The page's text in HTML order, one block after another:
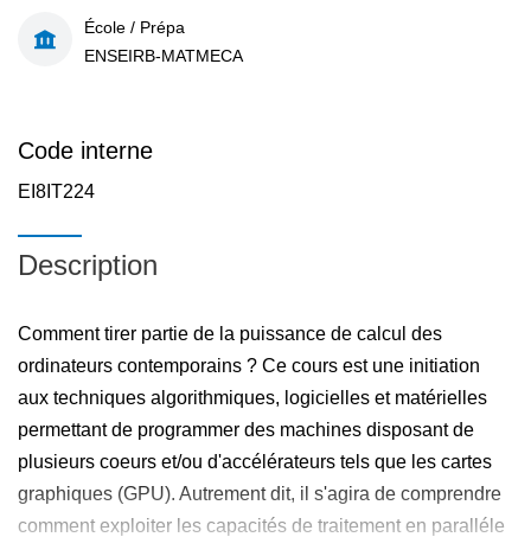
École / Prépa
ENSEIRB-MATMECA
Code interne
EI8IT224
Description
Comment tirer partie de la puissance de calcul des
ordinateurs contemporains ? Ce cours est une initiation
aux techniques algorithmiques, logicielles et matérielles
permettant de programmer des machines disposant de
plusieurs coeurs et/ou d'accélérateurs tels que les cartes
graphiques (GPU). Autrement dit, il s'agira de comprendre
comment exploiter les capacités de traitement en paralléle